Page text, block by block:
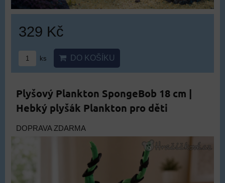
329 Kč
ks DO KOŠÍKU
Plyšový Plankton SpongeBob 18 cm |
Hebký plyšák Plankton pro děti
DOPRAVA ZDARMA